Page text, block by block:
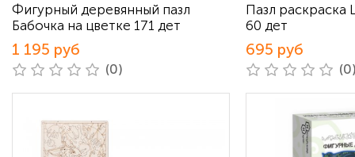
Фигурный деревянный пазл
Бабочка на цветке 171 дет
1 195 руб
(0)
Пазл раскраска
60 дет
695 руб